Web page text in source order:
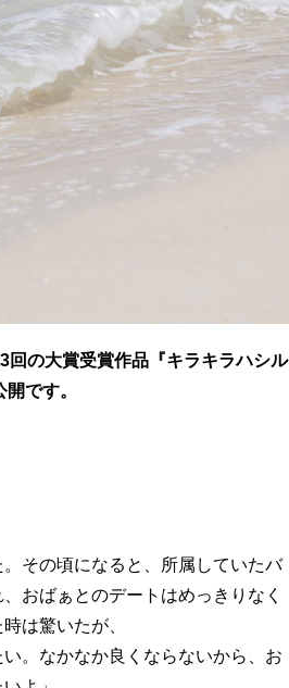
の大賞受賞作品『キラキラハシ
です。
その頃になると、所属していたバ
おばぁとのデートはめっきりなく
は驚いたが、
。なかなか良くならないから、お